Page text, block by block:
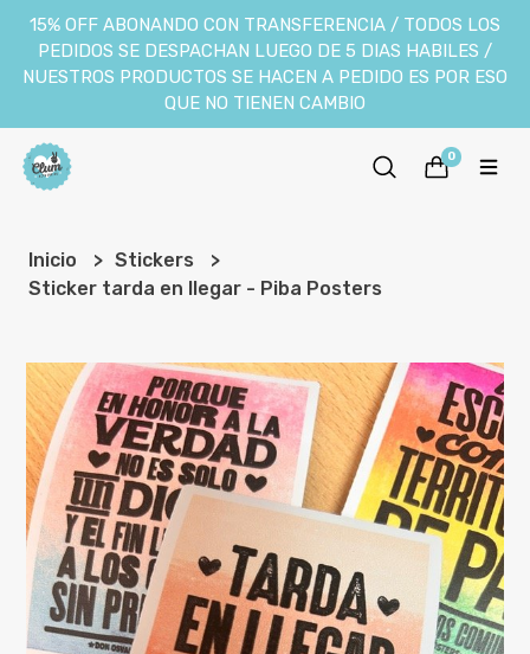
15% OFF ABONANDO CON TRANSFERENCIA / TODOS LOS
PEDIDOS SE DESPACHAN LUEGO DE 5 DIAS HABILES /
NUESTROS PRODUCTOS SE HACEN A PEDIDO ES POR ESO
QUE NO TIENEN CAMBIO
0
Inicio
Stickers
Sticker tarda en llegar - Piba Posters